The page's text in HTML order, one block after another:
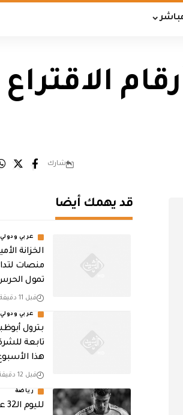
الاقتراع
شارك
قد يهمك أيضا
عربي ودولي
الخزانة
منصات
تمول الحرس
قبل 11 دقيقة
عربي ودولي
تابعة
هذا
قبل 12 دقيقة
رياضة